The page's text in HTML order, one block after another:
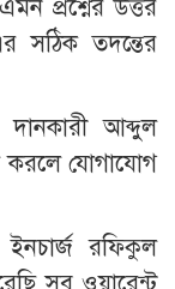
প্রশ্নের উত্তর
সঠিক তদন্তের
আব্দুল
করলে যোগাযোগ
রফিকুল